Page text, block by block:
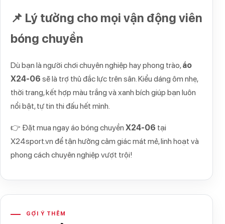
📌 Lý tưởng cho mọi vận động viên
bóng chuyền
Dù bạn là người chơi chuyên nghiệp hay phong trào,áo
X24-06 sẽ là trợ thủ đắc lực trên sân. Kiểu dáng ôm nhẹ,
thời trang, kết hợp màu trắng và xanh bích giúp bạn luôn
nổi bật, tự tin thi đấu hết mình.
👉 Đặt mua ngay áo bóng chuyền X24-06 tại
X24sport.vn để tận hưởng cảm giác mát mẻ, linh hoạt và
phong cách chuyên nghiệp vượt trội!
GỢI Ý THÊM